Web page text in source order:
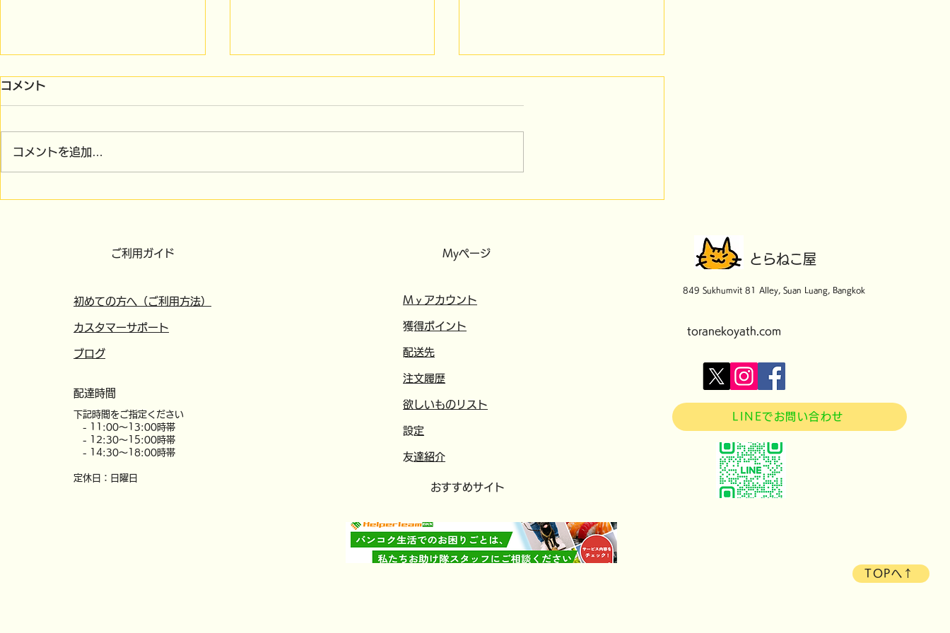
7/30（木）午後の配送、
を締め切りました
4/12（日）～4/15（水）ソ
3/30（月）全日およ
締め切りました
コメント
コメントを追加…
ご利用ガイド
初めての方へ（ご利用方法）
カスタマーサポート
​ブログ
配達時間
​下記時間をご指定ください
- 11:00～13:00時帯
- 12:30～15:00時帯
- 14:30～18:00時帯
定休日：日曜日
Myページ
​​Mｙアカウント
​獲得ポイント
​配送先
注文履歴
欲しいものリスト
​設定
​友達紹介
​おすすめサイト
​とらねこ屋
849 Sukhumvit 81 Alley, Suan Luang, Bangkok
toranekoyath.com
LINEでお問い合わせ
TOPへ↑